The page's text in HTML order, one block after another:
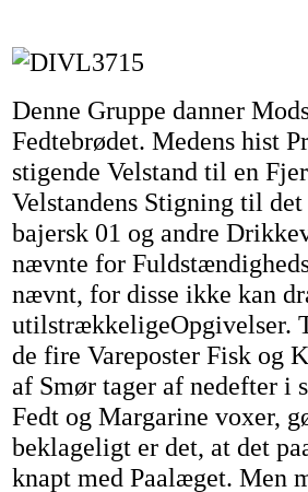
Denne Gruppe danner
Fedtebrødet. Medens hist
stigende Velstand til en
Velstandens Stigning til
bajersk 01 og andre
nævnte for
nævnt, for disse ikke kan
utilstrækkeligeOpgivelser.
de fire Vareposter Fisk og
af Smør tager af nedefter i
Fedt og Margarine voxer,
beklageligt er det, at det
knapt med Paalæget. Men